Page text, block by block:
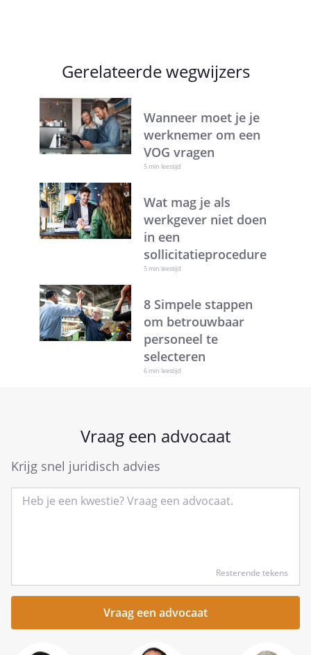
Gerelateerde wegwijzers
Wanneer moet je je
werknemer om een
VOG vragen
5 min leestijd
Wat mag je als
werkgever niet doen
in een
sollicitatieprocedure
5 min leestijd
8 Simpele stappen
om betrouwbaar
personeel te
selecteren
6 min leestijd
Vraag een advocaat
Krijg snel juridisch advies
hier
kort
vraag
Resterende tekens